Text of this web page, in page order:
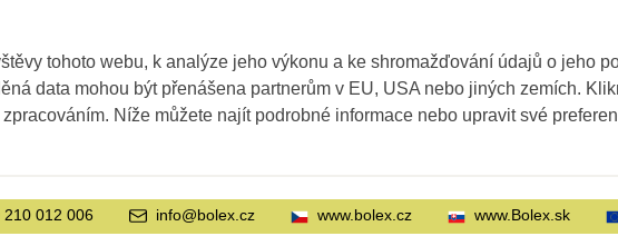
210 012 006 info@bolex.cz www.bolex.cz www.Bolex.sk
tohoto webu, k analýze jeho výkonu a ke shromažďování údajů o jeho
data mohou být přenášena partnerům v EU, USA nebo jiných zemích.
Níže můžete najít podrobné informace nebo upravit své